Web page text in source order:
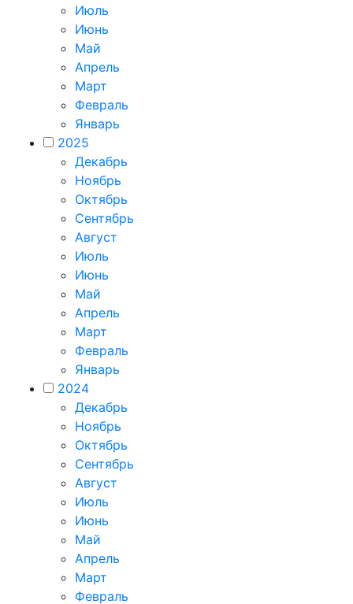
Июль
Июнь
Май
Апрель
Март
Февраль
Январь
2025
Декабрь
Ноябрь
Октябрь
Сентябрь
Август
Июль
Июнь
Май
Апрель
Март
Февраль
Январь
2024
Декабрь
Ноябрь
Октябрь
Сентябрь
Август
Июль
Июнь
Май
Апрель
Март
Февраль